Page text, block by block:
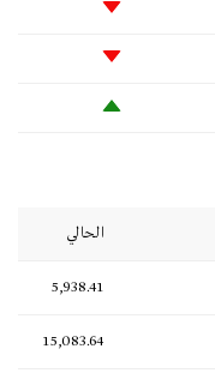
الحالي
5,938.41
15,083.64